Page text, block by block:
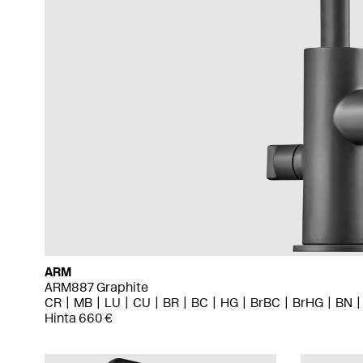
ARM
ARM887 Graphite
CR
MB LU CU BR BC HG BrBC BrHG
BN
Hinta 660 €